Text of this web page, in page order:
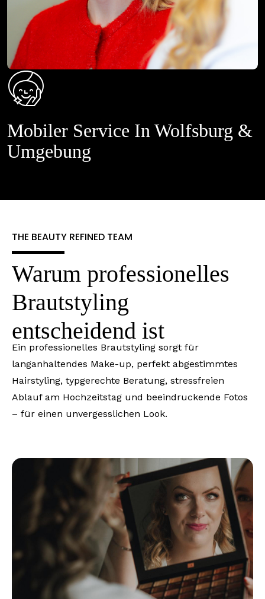
Mobiler Service In Wolfsburg &
Umgebung
THE BEAUTY REFINED TEAM
Warum professionelles
Brautstyling
entscheidend ist
Ein professionelles Brautstyling sorgt für
langanhaltendes Make-up, perfekt abgestimmtes
Hairstyling, typgerechte Beratung, stressfreien
Ablauf am Hochzeitstag und beeindruckende Fotos
– für einen unvergesslichen Look.